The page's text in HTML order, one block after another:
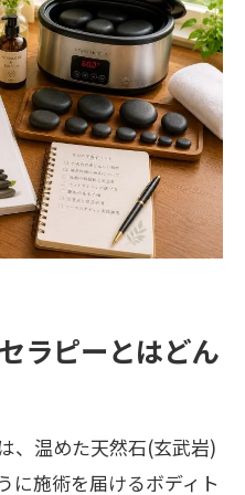
ラピーとはどん
、温めた天然石(玄武岩)
に施術を届けるボディト